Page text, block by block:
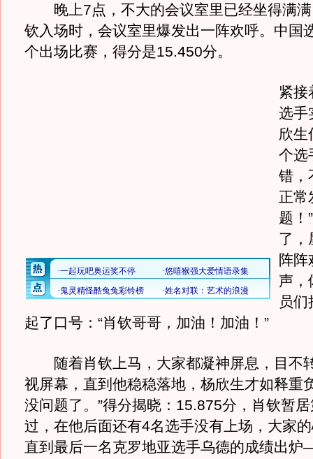
晚上7点，不大的会议室里已经坐得满满
钦入场时，会议室里爆发出一阵欢呼。中国
个出场比赛，得分是15.450分。
紧接
选手
欣生
个选
错，
正常
题！
了，
阵阵
声，
员
起了口号：“肖钦哥哥，加油！加油！”
随着肖钦上马，大家都凝神屏息，目不
视屏幕，直到他稳稳落地，杨欣生才如释重
没问题了。”得分揭晓：15.875分，肖钦暂
过，在他后面还有4名选手没有上场，大家
直到最后一名克罗地亚选手乌德的成绩出